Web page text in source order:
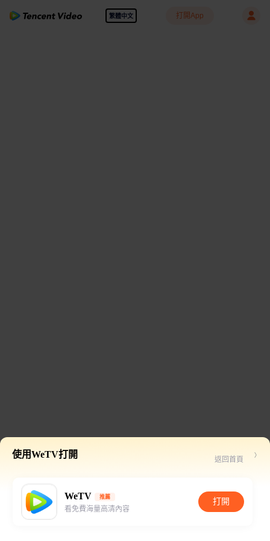
繁體中文 打開App
使用WeTV打開 返回首頁
WeTV 推薦
看免費海量高清內容
打開